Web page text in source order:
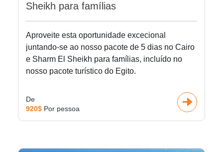
Sheikh para famílias
Aproveite esta oportunidade excecional
juntando-se ao nosso pacote de 5 dias no Cairo
e Sharm El Sheikh para famílias, incluído no
nosso pacote turístico do Egito.
De
920$ Por pessoa